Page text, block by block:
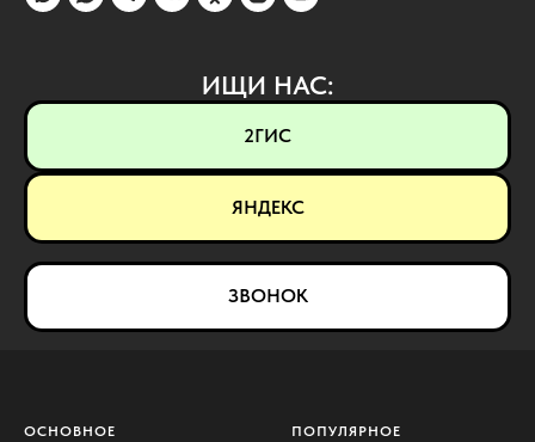
ИЩИ НАС:
2ГИС
ЯНДЕКС
ЗВОНОК
ОСНОВНОЕ ПОПУЛЯРНОЕ